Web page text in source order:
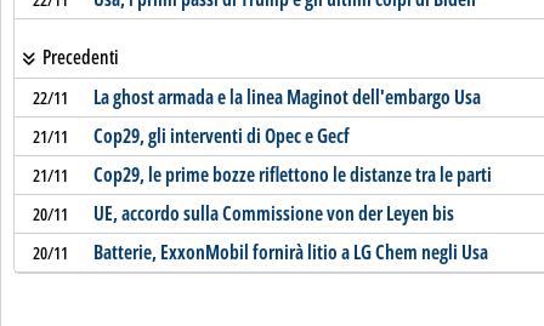
Precedenti
22/11 La ghost armada e la linea Maginot dell'embargo Usa
21/11 Cop29, gli interventi di Opec e Gecf
21/11 Cop29, le prime bozze riflettono le distanze tra le parti
20/11 UE, accordo sulla Commissione von der Leyen bis
20/11 Batterie, ExxonMobil fornirà litio a LG Chem negli Usa